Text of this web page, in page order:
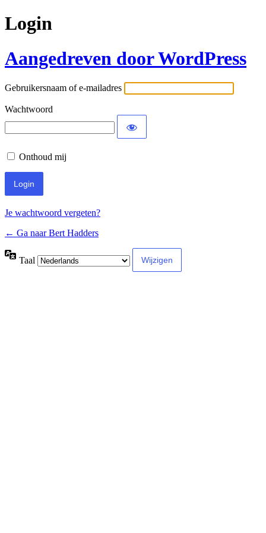
Login
Aangedreven door WordPress
Gebruikersnaam of e-mailadres
Wachtwoord
Onthoud mij
Je wachtwoord vergeten?
← Ga naar Bert Hadders
Taal